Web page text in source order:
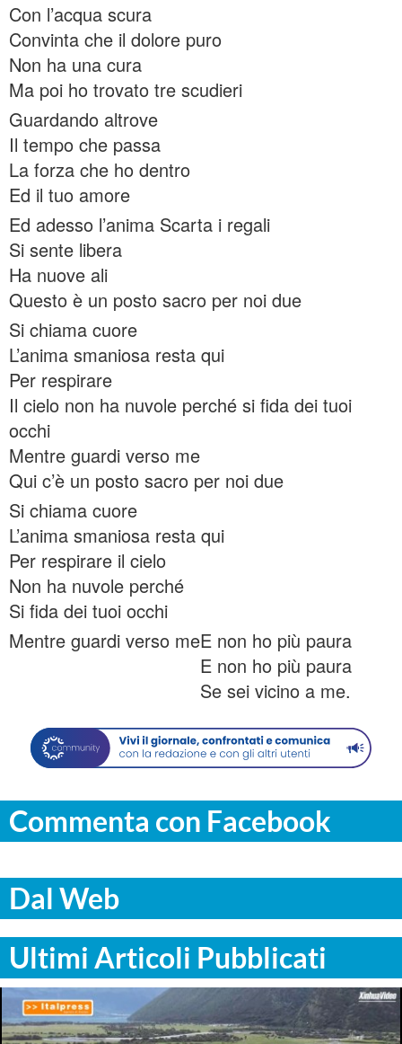
Con l’acqua scura
Convinta che il dolore puro
Non ha una cura
Ma poi ho trovato tre scudieri
Guardando altrove
Il tempo che passa
La forza che ho dentro
Ed il tuo amore
Ed adesso l’anima Scarta i regali
Si sente libera
Ha nuove ali
Questo è un posto sacro per noi due
Si chiama cuore
L’anima smaniosa resta qui
Per respirare
Il cielo non ha nuvole perché si fida dei tuoi
occhi
Mentre guardi verso me
Qui c’è un posto sacro per noi due
Si chiama cuore
L’anima smaniosa resta qui
Per respirare il cielo
Non ha nuvole perché
Si fida dei tuoi occhi
Mentre guardi verso meE non ho più paura
E non ho più paura
Se sei vicino a me.
Commenta con Facebook
Dal Web
Ultimi Articoli Pubblicati